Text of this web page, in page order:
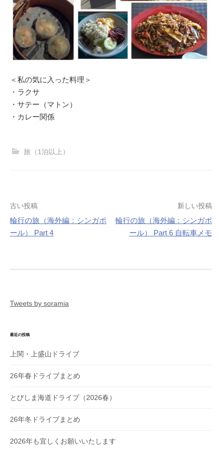
＜私の気に入った料理＞
・ラクサ
・サテー（マトン）
・カレー関係
旅（1泊以上）
投
稿
ナ
ビ
古い投稿
輪行の旅（海外編：シンガポ
ール） Part 4
新しい投稿
輪行の旅（海外編：シンガポ
ール） Part 6 自転車メモ
Tweets by soramia
最近の投稿
上関・上盛山ドライブ
26年春ドライブまとめ
とびしま海道ドライブ（2026春）
26年冬ドライブまとめ
2026年も宜しくお願いいたします